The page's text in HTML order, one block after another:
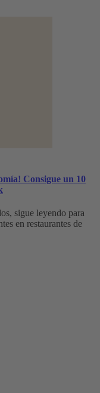
Consigue un 10
sigue leyendo para
en restaurantes de